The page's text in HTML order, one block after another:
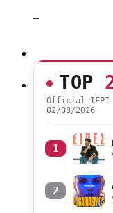
–
TOP
Official IFPI
02/08/2026
1
2